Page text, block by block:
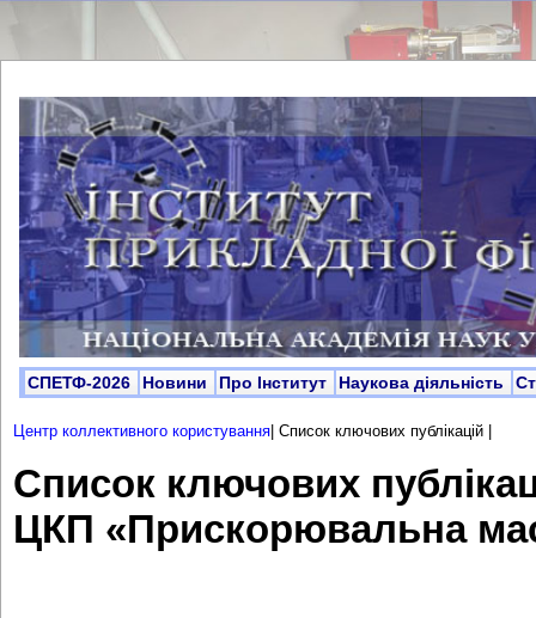
СПЕТФ-2026 Новини Про Інститут Наукова діяльність
Центр коллективного користування Список ключових публікацій |
Список ключових
ЦКП «Прискорювальна